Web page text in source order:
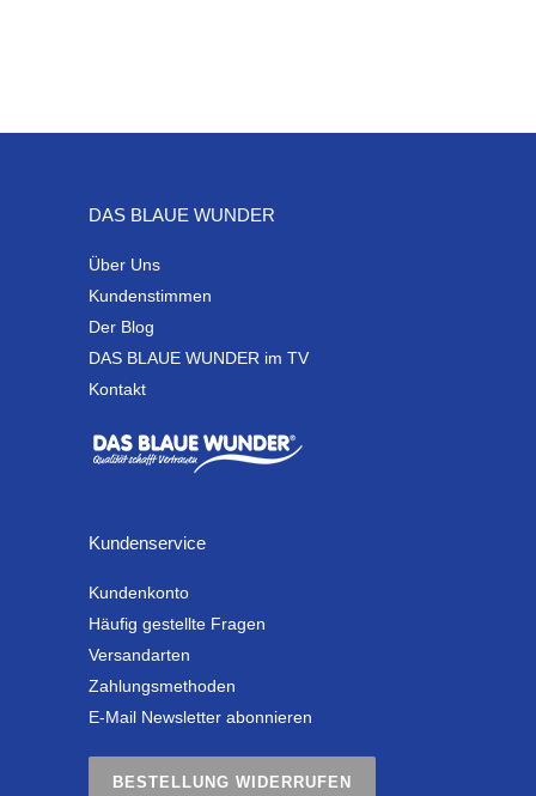
DAS BLAUE WUNDER
Über Uns
Kundenstimmen
Der Blog
DAS BLAUE WUNDER im TV
Kontakt
Kundenservice
Kundenkonto
Häufig gestellte Fragen
Versandarten
Zahlungsmethoden
E-Mail Newsletter abonnieren
BESTELLUNG WIDERRUFEN